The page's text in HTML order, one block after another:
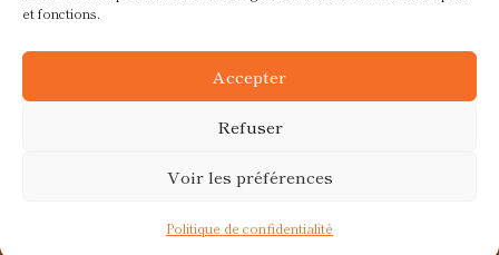
et fonctions.
Accepter
Refuser
Voir les préférences
Politique de confidentialité
Blog
Ce site a été réalisé avec parColibird |© 2026 Fragrances et